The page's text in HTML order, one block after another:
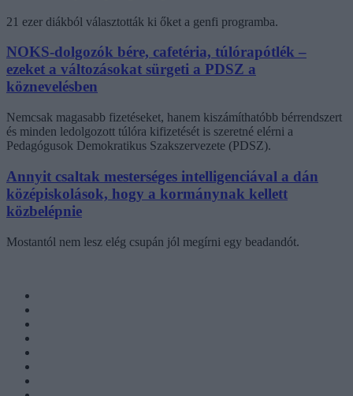
21 ezer diákból választották ki őket a genfi programba.
NOKS-dolgozók bére, cafetéria, túlórapótlék –
ezeket a változásokat sürgeti a PDSZ a
köznevelésben
Nemcsak magasabb fizetéseket, hanem kiszámíthatóbb bérrendszert
és minden ledolgozott túlóra kifizetését is szeretné elérni a
Pedagógusok Demokratikus Szakszervezete (PDSZ).
Annyit csaltak mesterséges intelligenciával a dán
középiskolások, hogy a kormánynak kellett
közbelépnie
Mostantól nem lesz elég csupán jól megírni egy beadandót.